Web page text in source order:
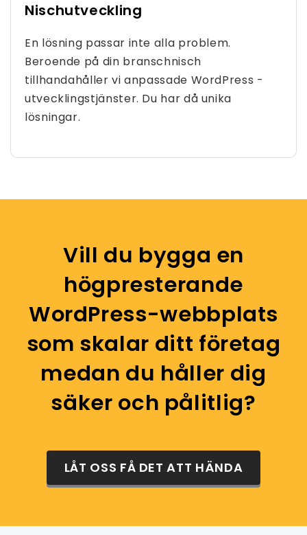
Nischutveckling
En lösning passar inte alla problem.
Beroende på din branschnisch
tillhandahåller vi anpassade WordPress -
utvecklingstjänster. Du har då unika
lösningar.
Vill du bygga en
högpresterande
WordPress-webbplats
som skalar ditt företag
medan du håller dig
säker och pålitlig?
LÅT OSS FÅ DET ATT HÄNDA